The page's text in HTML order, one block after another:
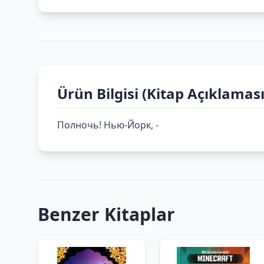
Ürün Bilgisi (Kitap
Полночь! Нью-Йорк, -
Benzer Kitaplar